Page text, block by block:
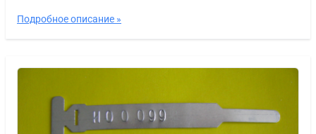
Подробное описание »